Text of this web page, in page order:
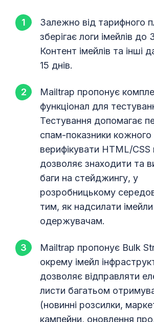
Залежно від тарифного
зберігає логи імейлів до
Контент імейлів та інші
15 днів.
Mailtrap пропонує
функціонал для
Тестування допомагає
спам-показники кожного
верифікувати HTML/CSS
дозволяє знаходити та
баги на стейджингу, у
розробницькому
тим, як надсилати імейли
одержувачам.
Mailtrap пропонує Bulk
окрему імейл
дозволяє відправляти
листи багатьом
(новинні розсилки,
кампейни, оновлення